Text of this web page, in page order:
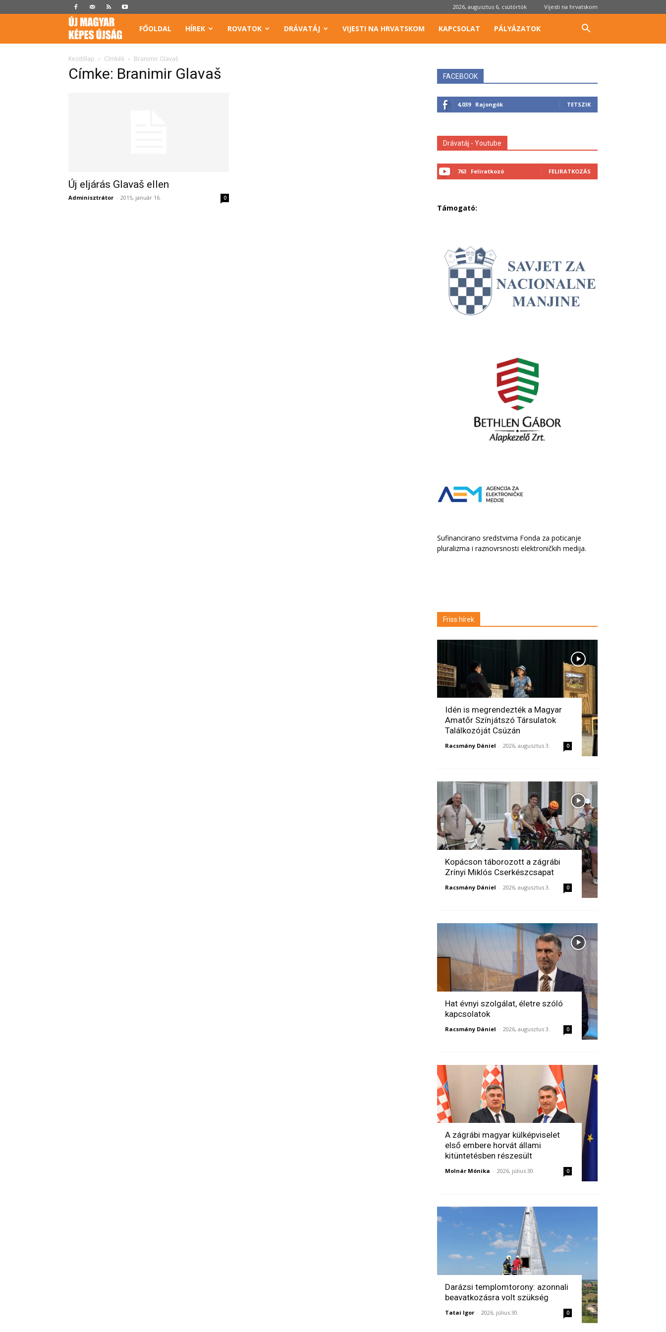
2026, augusztus 6, csütörtök Vijesti na hrvatskom
Képes
Újság
FŐOLDAL HÍREK ROVATOK DRÁVATÁJ VIJESTI NA HRVATSKOM KAPCSOLAT PÁLYÁZATOK
Kezdőlap Címkék Branimir Glavaš
Címke: Branimir Glavaš
Új eljárás Glavaš ellen
Adminisztrátor - 2015, január 16. 0
FACEBOOK
4,039 Rajongók TETSZIK
Drávatáj - Youtube
763 Feliratkozó FELIRATKOZÁS
Támogató:
Sufinancirano sredstvima Fonda za poticanje
pluralizma i raznovrsnosti elektroničkih medija.
Friss hírek
Idén is megrendezték a Magyar
Amatőr Színjátszó Társulatok
Találkozóját Csúzán
Racsmány Dániel - 2026, augusztus 3. 0
Kopácson táborozott a zágrábi
Zrínyi Miklós Cserkészcsapat
Racsmány Dániel - 2026, augusztus 3. 0
Hat évnyi szolgálat, életre szóló
kapcsolatok
Racsmány Dániel - 2026, augusztus 3. 0
A zágrábi magyar külképviselet
első embere horvát állami
kitüntetésben részesült
Molnár Mónika - 2026, július 30. 0
Darázsi templomtorony: azonnali
beavatkozásra volt szükség
Tatai Igor - 2026, július 30. 0